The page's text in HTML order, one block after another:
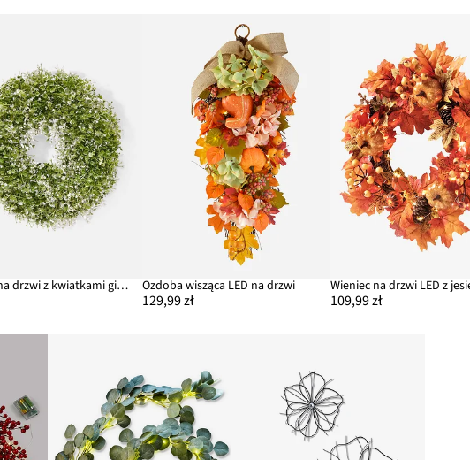
Wieniec na drzwi z kwiatkami gipsówki Ozdoba wisząca LED na drzwi
129,99 zł 109,99 zł